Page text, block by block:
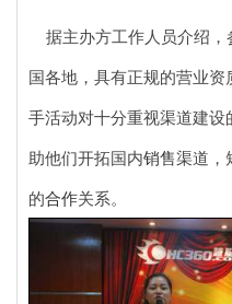
据主办方工作人员介绍，
国各地，具有正规的营业
手活动对十分重视渠道建
助他们开拓国内销售渠道，
的合作关系。